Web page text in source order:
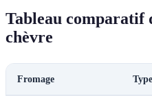
Tableau comparatif
chèvre
Fromage Type